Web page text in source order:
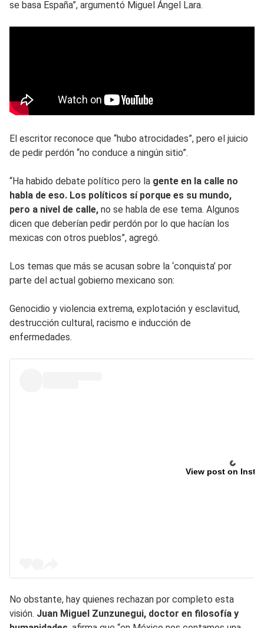
se basa España”, argumentó Miguel Ángel Lara.
El escritor reconoce que “hubo atrocidades”, pero el juicio
de pedir perdón “no conduce a ningún sitio”.
“Ha habido debate político pero la gente en la calle no
habla de eso. Los políticos sí porque es su mundo,
pero a nivel de calle, no se habla de ese tema. Algunos
dicen que deberían pedir perdón por lo que hacían los
mexicas con otros pueblos”, agregó.
Los temas que más se acusan sobre la ‘conquista’ por
parte del actual gobierno mexicano son:
Genocidio y violencia extrema, explotación y esclavitud,
destrucción cultural, racismo e inducción de
enfermedades.
View post on
No obstante, hay quienes rechazan por completo esta
visión. Juan Miguel Zunzunegui, doctor en filosofía y